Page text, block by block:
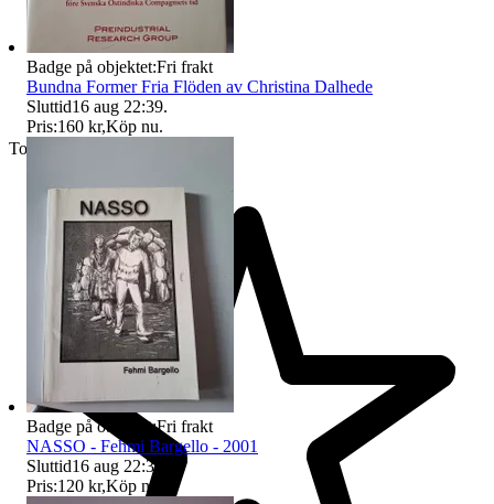
Toppsäljare
Badge på objektet:Fri frakt
Bundna Former Fria Flöden av Christina Dalhede
Sluttid16 aug 22:39.
Pris:160 kr,Köp nu.
Badge på objektet:Fri frakt
NASSO - Fehmi Bargello - 2001
Sluttid16 aug 22:39
Pris:120 kr,Köp nu